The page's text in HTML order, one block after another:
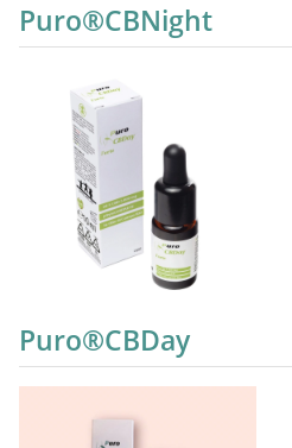
Puro®CBNight
Puro®CBDay